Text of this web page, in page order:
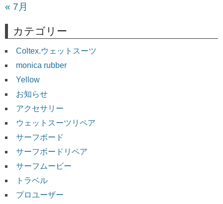
« 7月
カテゴリー
Coltex.ウェットスーツ
monica rubber
Yellow
お知らせ
アクセサリー
ウェットスーツリペア
サーフボード
サーフボードリペア
サーフムービー
トラベル
プロユーザー